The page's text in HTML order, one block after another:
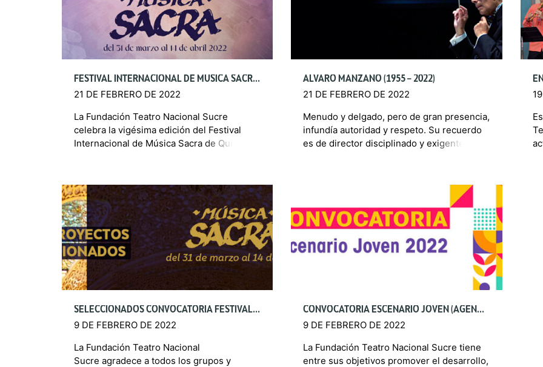
FESTIVAL INTERNACIONAL DE MÚSICA SACRA 2022
21 DE FEBRERO DE 2022
La Fundación Teatro Nacional Sucre
celebra la vigésima edición del Festival
Internacional de Música Sacra de Quito,
ÁLVARO MANZANO (1955 – 2022)
21 DE FEBRERO DE 2022
Menudo y delgado, pero de gran presencia,
infundía autoridad y respeto. Su recuerdo
es de director disciplinado y exigente,
SELECCIONADOS CONVOCATORIA FESTIVAL INTERNACIONAL DE MÚSICA SACRA – FIMUSAQ 2022
9 DE FEBRERO DE 2022
La Fundación Teatro Nacional
Sucre agradece a todos los grupos y
CONVOCATORIA ESCENARIO JOVEN (AGENDA BICENTENARIA 2022)
9 DE FEBRERO DE 2022
La Fundación Teatro Nacional Sucre tiene
entre sus objetivos promover el desarrollo,